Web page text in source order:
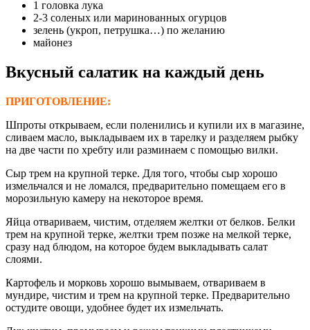
1 головка лука
2-3 соленых или маринованных огурцов
зелень (укроп, петрушка…) по желанию
майонез
Вкусный салатик на каждый день
ПРИГОТОВЛЕНИЕ:
Шпроты открываем, если поленились и купили их в магазине,
сливаем масло, выкладываем их в тарелку и разделяем рыбку
на две части по хребту или разминаем с помощью вилки.
Сыр трем на крупной терке. Для того, чтобы сыр хорошо
измельчался и не ломался, предварительно помещаем его в
морозильную камеру на некоторое время.
Яйца отвариваем, чистим, отделяем желтки от белков. Белки
трем на крупной терке, желтки трем позже на мелкой терке,
сразу над блюдом, на которое будем выкладывать салат
слоями.
Картофель и морковь хорошо вымываем, отвариваем в
мундире, чистим и трем на крупной терке. Предварительно
остудите овощи, удобнее будет их измельчать.